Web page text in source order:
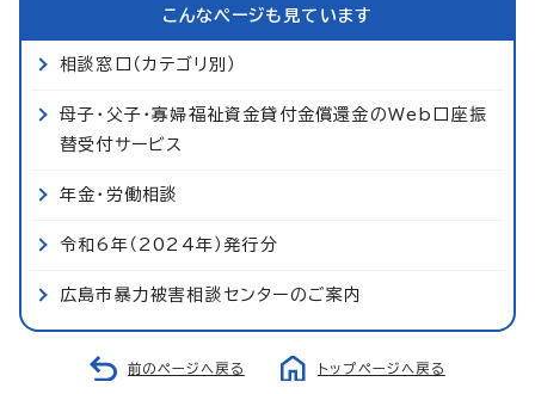
こんなページも見ています
相談窓口（カテゴリ別）
母子・父子・寡婦福祉資金貸付金償還金のWeb口座振
替受付サービス
年金・労働相談
令和6年（2024年）発行分
広島市暴力被害相談センターのご案内
前のページへ戻る トップページへ戻る